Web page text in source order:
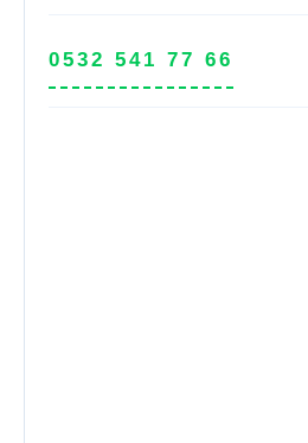
0532 541 77 66